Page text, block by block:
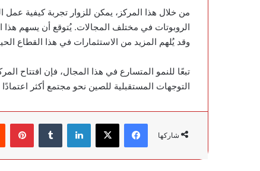
من خلال هذا المركز، يمكن للزوار تجربة كيفية
الروبوتات في مختلف المجالات. يُتوقع أن يسهم هذا
وقد يُلهم المزيد من الاستثمارات في هذا القطاع
تبعًا للنمو المتسارع في هذا المجال، فإن افتتاح
التوجهات المستقبلية للصين نحو مجتمع أكثر اعتمادًا
شاركها
فيسبوك لينكدإن بينتيريست